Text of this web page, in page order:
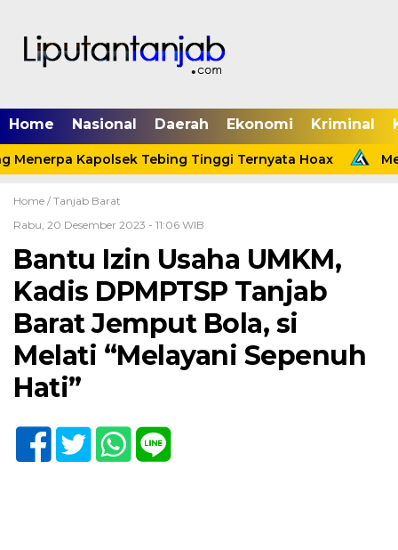
Home Nasional Daerah Ekonomi Kriminal
Kapolsek Tebing Tinggi Ternyata Hoax
Home / Tanjab Barat
Rabu, 20 Desember 2023 - 11:06 WIB
Bantu Izin Usaha UMKM,
Kadis DPMPTSP Tanjab
Barat Jemput Bola, si
Melati “Melayani Sepenuh
Hati”